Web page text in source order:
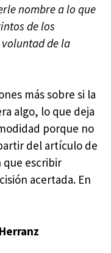
nombre a lo que
de los
de la
más sobre si la
algo, lo que deja
porque no
del artículo de
que escribir
acertada. En